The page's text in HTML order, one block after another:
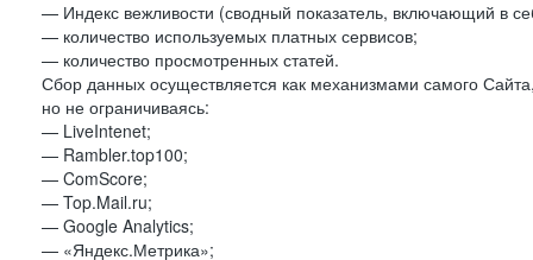
— Индекс вежливости (сводный показатель, включающий в
— количество используемых платных сервисов;
— количество просмотренных статей.
Сбор данных осуществляется как механизмами самого
но не ограничиваясь:
— LiveIntenet;
— Rambler.top100;
— ComScore;
— Top.Mail.ru;
— Google Analytics;
— «Яндекс.Метрика»;